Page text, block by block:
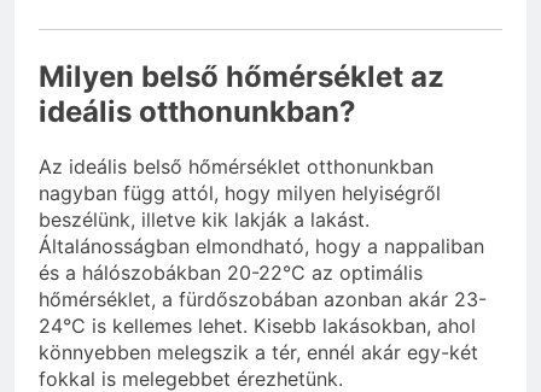
Milyen belső hőmérséklet az
ideális otthonunkban?
Az ideális belső hőmérséklet otthonunkban
nagyban függ attól, hogy milyen helyiségről
beszélünk, illetve kik lakják a lakást.
Általánosságban elmondható, hogy a nappaliban
és a hálószobákban 20-22°C az optimális
hőmérséklet, a fürdőszobában azonban akár 23-
24°C is kellemes lehet. Kisebb lakásokban, ahol
könnyebben melegszik a tér, ennél akár egy-két
fokkal is melegebbet érezhetünk.